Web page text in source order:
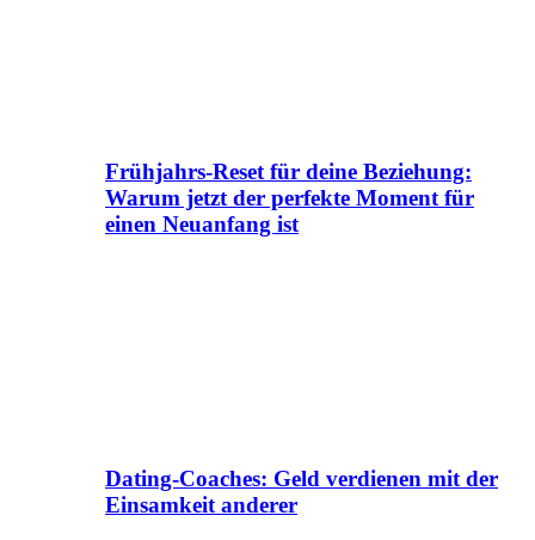
Frühjahrs-Reset für deine Beziehung:
Warum jetzt der perfekte Moment für
einen Neuanfang ist
Dating-Coaches: Geld verdienen mit der
Einsamkeit anderer